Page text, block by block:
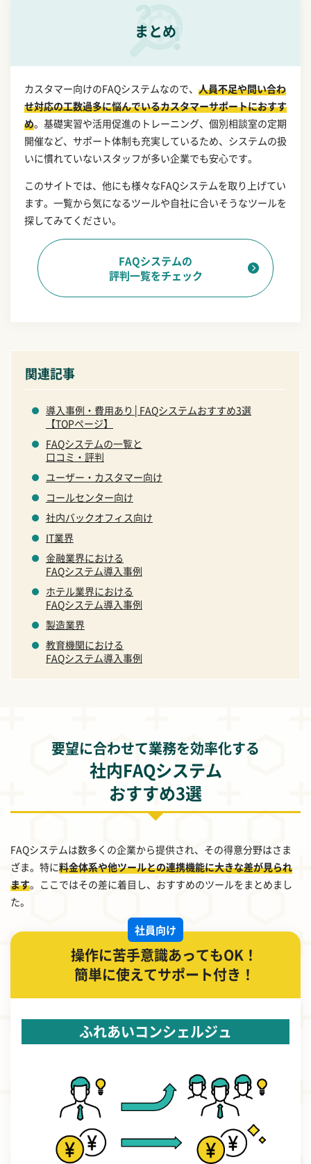
まとめ
カスタマー向けのFAQシステムなので、 人員不足や問い合わ
せ対応の工数過多に悩んでいるカスタマーサポートにおすす
め。基礎実習や活用促進のトレーニング、個別相談室の定期
開催など、サポート体制も充実しているため、システムの扱
いに慣れていないスタッフが多い企業でも安心です。
このサイトでは、他にも様々なFAQシステムを取り上げてい
ます。一覧から気になるツールや自社に合いそうなツールを
探してみてください。
FAQシステムの
評判一覧をチェック
関連記事
導入事例・費用あり│FAQシステムおすすめ3選
【TOPページ】
FAQシステムの一覧と
口コミ・評判
ユーザー・カスタマー向け
コールセンター向け
社内バックオフィス向け
IT業界
金融業界における
FAQシステム導入事例
ホテル業界における
FAQシステム導入事例
製造業界
教育機関における
FAQシステム導入事例
要望に合わせて業務を効率化する
社内FAQシステム
おすすめ3選
FAQシステムは数多くの企業から提供され、その得意分野はさま
ざま。特に料金体系や他ツールとの連携機能に大きな差が見られ
ます。ここではその差に着目し、おすすめのツールをまとめまし
た。
社員向け
操作に苦手意識あってもOK！
簡単に使えてサポート付き！
ふれあいコンシェルジュ